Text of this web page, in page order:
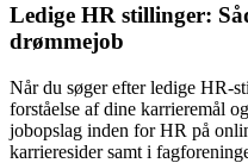
Ledige HR stillinger:
drømmejob
Når du søger efter ledige HR-
forståelse af dine karrieremål
jobopslag inden for HR på
karrieresider samt i